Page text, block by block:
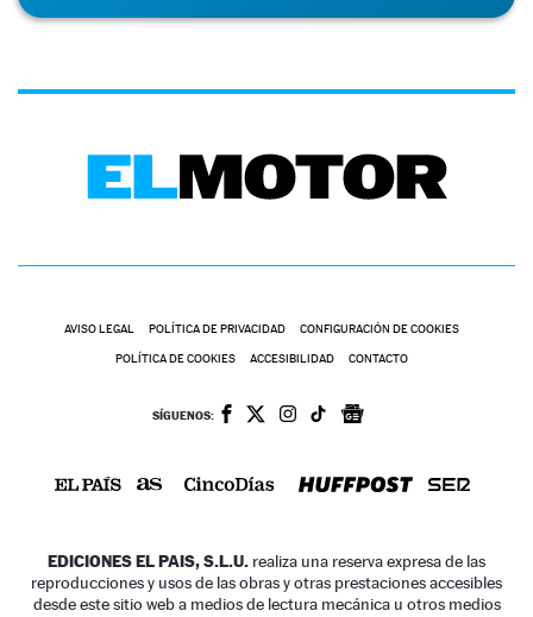
AVISO LEGAL POLÍTICA DE PRIVACIDAD CONFIGURACIÓN DE COOKIES
POLÍTICA DE COOKIES ACCESIBILIDAD CONTACTO
SÍGUENOS:
EDICIONES EL PAIS, S.L.U. realiza una reserva expresa de las
reproducciones y usos de las obras y otras prestaciones accesibles
desde este sitio web a medios de lectura mecánica u otros medios